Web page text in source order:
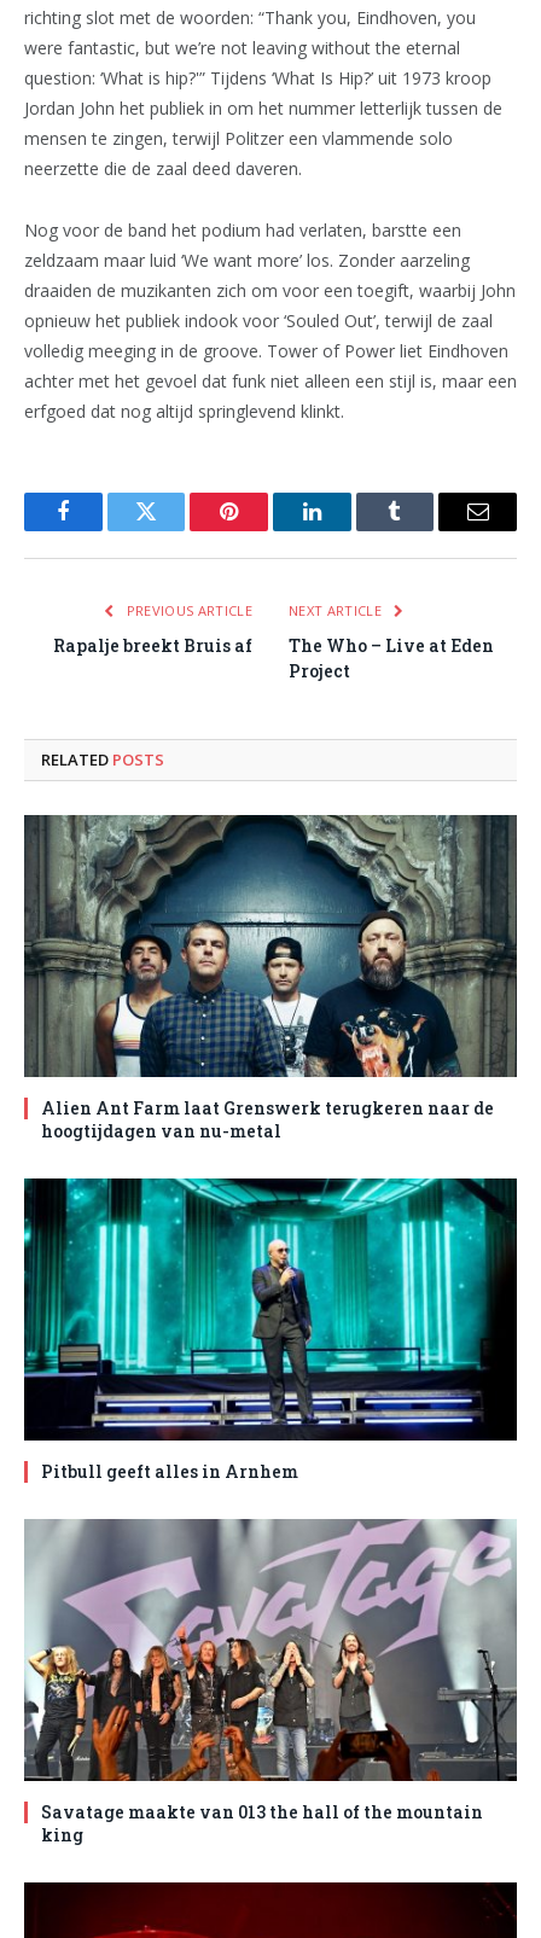
richting slot met de woorden: “Thank you, Eindhoven, you
were fantastic, but we’re not leaving without the eternal
question: ‘What is hip?'” Tijdens ‘What Is Hip?’ uit 1973 kroop
Jordan John het publiek in om het nummer letterlijk tussen de
mensen te zingen, terwijl Politzer een vlammende solo
neerzette die de zaal deed daveren.
Nog voor de band het podium had verlaten, barstte een
zeldzaam maar luid ‘We want more’ los. Zonder aarzeling
draaiden de muzikanten zich om voor een toegift, waarbij John
opnieuw het publiek indook voor ‘Souled Out’, terwijl de zaal
volledig meeging in de groove. Tower of Power liet Eindhoven
achter met het gevoel dat funk niet alleen een stijl is, maar een
erfgoed dat nog altijd springlevend klinkt.
FacebookTwitter Pinterest LinkedInTumblr Email
PREVIOUS ARTICLE
Rapalje breekt Bruis af
NEXT ARTICLE
The Who – Live at Eden
Project
RELATED POSTS
Alien Ant Farm laat Grenswerk terugkeren naar de
hoogtijdagen van nu-metal
Pitbull geeft alles in Arnhem
Savatage maakte van 013 the hall of the mountain
king